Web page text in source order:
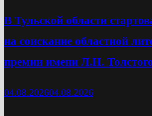
В Тульской области
на соискание областной
премии имени Л.Н.
04.08.202604.08.2026